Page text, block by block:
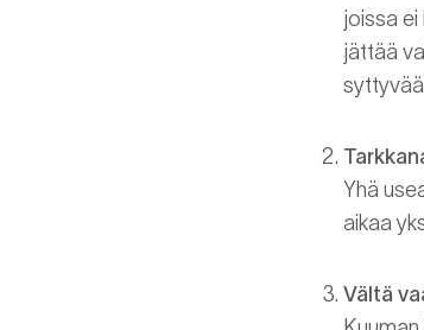
joissa ei
jättää
Yhä
aikaa
Vältä